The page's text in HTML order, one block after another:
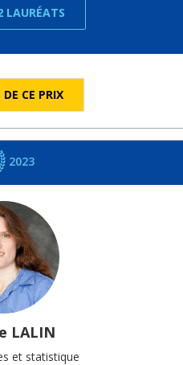
LAURÉATS
CE PRIX
2023
LALIN
et statistique